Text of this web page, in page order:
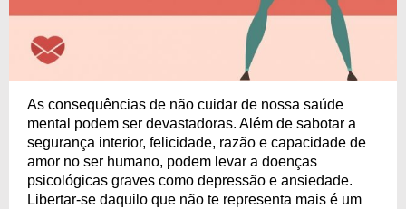
As consequências de não cuidar de nossa saúde
mental podem ser devastadoras. Além de sabotar a
segurança interior, felicidade, razão e capacidade de
amor no ser humano, podem levar a doenças
psicológicas graves como depressão e ansiedade.
Libertar-se daquilo que não te representa mais é um